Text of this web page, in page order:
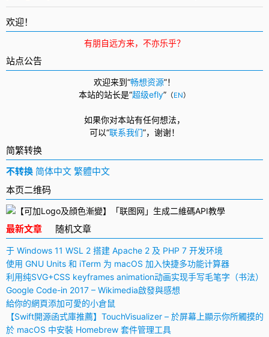
欢迎！
有朋自远方来，不亦乐乎？
站点公告
欢迎来到“畅想资源”！
本站的站长是“超级efly” （EN）
如果你对本站有任何想法，
可以“联系我们”， 谢谢！
简繁转换
不转换 简体中文 繁體中文
本页二维码
最新文章 随机文章
于 Windows 11 WSL 2 搭建 Apache 2 及 PHP 7 开发环境
使用 GNU Units 和 iTerm 为 macOS 加入快捷多功能计算器
利用纯SVG+CSS keyframes animation动画实现手写毛笔字（书法）
Google Code-in 2017 – Wikimedia啟發與感想
給你的網頁添加可愛的小倉鼠
【Swift開源函式庫推薦】TouchVisualizer – 於屏幕上顯示你所觸摸的
於 macOS 中安裝 Homebrew 套件管理工具